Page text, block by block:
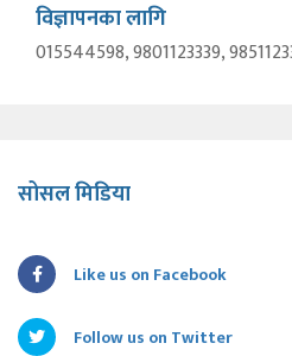
विज्ञापनका लागि
015544598, 9801123339,
सोसल मिडिया
Like us on Facebook
Follow us on Twitter